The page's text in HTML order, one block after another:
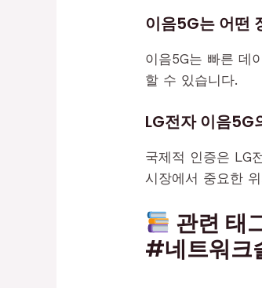
이음5G는 어떤
이음5G는 빠른 데
할 수 있습니다.
LG전자 이음5G
국제적 인증은 LG
시장에서 중요한
관련 태
#네트워크